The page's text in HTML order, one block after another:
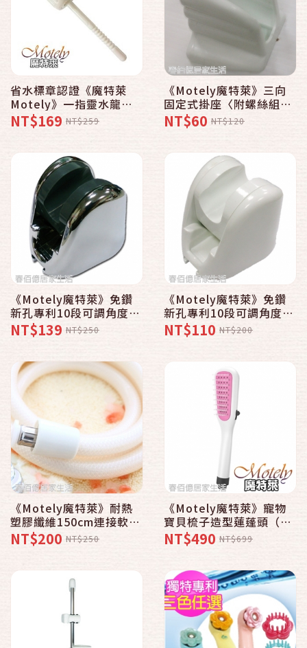
省水標章認證《魔特萊
Motely》一指靈水龍頭
觸控式節水省水閥〈1
入〉省水73% 節水器 省
閥
NT$169 NT$259
《Motely魔特萊》三向
固定式掛座〈附螺絲組
件〉│掛架│掛勾│
NT$60 NT$120
《Motely魔特萊》免鑽
新孔專利10段可調角度掛
座〈銀〉│掛勾│掛架│
台灣製造
NT$139 NT$250
《Motely魔特萊》免鑽
新孔專利10段可調角度掛
座〈白〉│掛勾│掛架│
台灣製造
NT$110 NT$200
《Motely魔特萊》耐熱
塑膠纖維150cm連接軟管
〈1入〉
NT$200 NT$250
《Motely魔特萊》寵物
寶貝梳子造型蓮蓬頭（1
入） ∥花灑按摩梳∥清理
毛髮∥梳髮洗髮
NT$490 NT$699